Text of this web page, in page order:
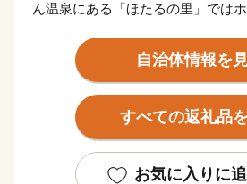
ん温泉にある「ほたるの里」では
平成11年にはNHKの連続テレビ
ロケ地として全国に発信され、8月
日には北海道3大あんどん祭りの一
祭り」を開催し、元気な沼田町を
また、SDGsにも積極的に取り組
自治体情報を
すべての返礼品
お気に入りに